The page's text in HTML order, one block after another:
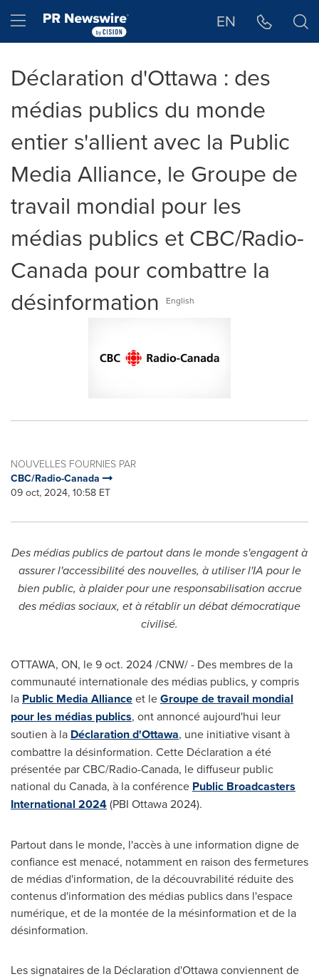
Hamburger menu EN
Déclaration d'Ottawa : des
médias publics du monde
entier s'allient avec la Public
Media Alliance, le Groupe de
travail mondial pour les
médias publics et CBC/Radio-
Canada pour combattre la
désinformation
English
NOUVELLES FOURNIES PAR
CBC/Radio-Canada
09 oct, 2024, 10:58 ET
Des médias publics de partout dans le monde s'engagent à
assurer l'accessibilité des nouvelles, à utiliser l'IA pour le
bien public, à plaider pour une responsabilisation accrue
des médias sociaux, et à rétablir un débat démocratique
civilisé.
OTTAWA, ON, le9 oct. 2024/CNW/ - Des membres de la
communauté internationale des médias publics, y compris
la Public Media Allianceet leGroupe de travail mondial
pour les médias publics, ont annoncé aujourd'hui leur
soutien à la Déclaration d'Ottawa, une initiative visant à
combattre la désinformation. Cette Déclaration a été
présentée par CBC/Radio-Canada, le diffuseur public
national du Canada, à la conférence Public Broadcasters
International 2024(PBI Ottawa 2024).
Partout dans le monde, l'accès à une information digne de
confiance est menacé, notamment en raison des fermetures
de médias d'information, de la découvrabilité réduite des
contenus d'information des médias publics dans l'espace
numérique, et de la montée de la mésinformation et de la
désinformation.
Les signataires de la Déclaration d'Ottawaconviennent de